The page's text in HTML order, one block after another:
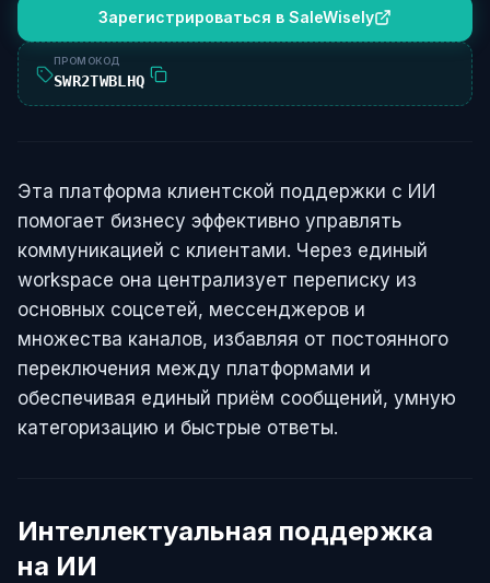
Зарегистрироваться в SaleWisely
ПРОМОКОД
SWR2TWBLHQ
Эта платформа клиентской поддержки с ИИ
помогает бизнесу эффективно управлять
коммуникацией с клиентами. Через единый
workspace она централизует переписку из
основных соцсетей, мессенджеров и
множества каналов, избавляя от постоянного
переключения между платформами и
обеспечивая единый приём сообщений, умную
категоризацию и быстрые ответы.
Интеллектуальная поддержка
на ИИ